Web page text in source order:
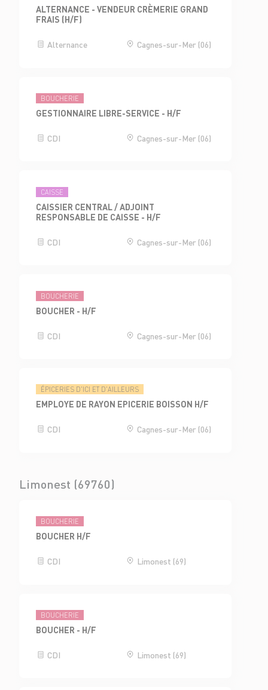
ALTERNANCE - VENDEUR CRÈMERIE GRAND
FRAIS (H/F)
Alternance Cagnes-sur-Mer (06)
BOUCHERIE
GESTIONNAIRE LIBRE-SERVICE - H/F
CDI Cagnes-sur-Mer (06)
CAISSE
CAISSIER CENTRAL / ADJOINT
RESPONSABLE DE CAISSE - H/F
CDI Cagnes-sur-Mer (06)
BOUCHERIE
BOUCHER - H/F
CDI Cagnes-sur-Mer (06)
ÉPICERIES D'ICI ET D'AILLEURS
EMPLOYE DE RAYON EPICERIE BOISSON H/F
CDI Cagnes-sur-Mer (06)
Limonest (69760)
BOUCHERIE
BOUCHER H/F
CDI Limonest (69)
BOUCHERIE
BOUCHER - H/F
CDI Limonest (69)